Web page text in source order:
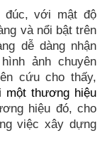
đúc, với mật độ
và nổi bật trên
dễ dàng nhận
ảnh chuyên
cứu cho thấy,
một thương hiệu
hiệu đó, cho
việc xây dựng